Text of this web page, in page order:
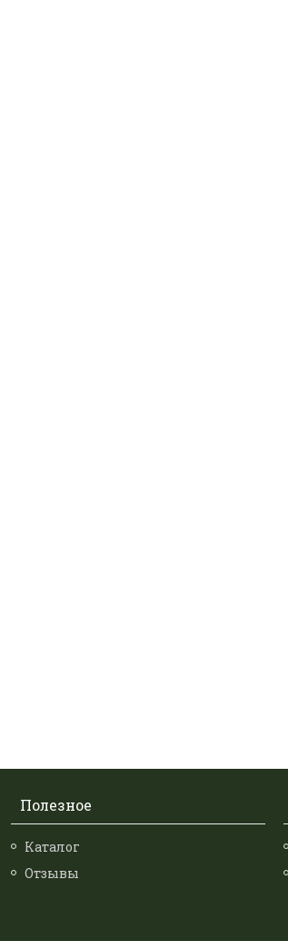
Полезное
Каталог
Отзывы